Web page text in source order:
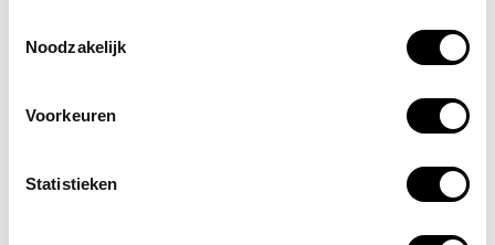
Noodzakelijk
Voorkeuren
Statistieken